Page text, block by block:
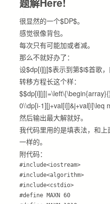
很显然的一个$DP$。
感觉很像背包。
每次只有可能加或者减。
那么不就好办了：
设$dp[i][j]$表示到第$i$首歌，
转移方程长这个样：
0\\dp[i-1][j+val[i]]&j+val[i]\leq
然后输出最大解就好。
我代码里用的是填表法，和
一样的。
附代码：
#include<iostream>
#include<algorithm>
#include<cstdio>
#define MAXN 60